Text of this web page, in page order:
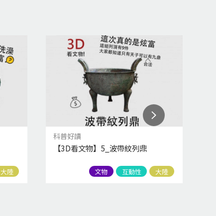
大陸
科普好讀
【3D看文物】5_波帶紋列鼎
文物 互動性 大陸